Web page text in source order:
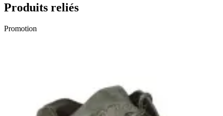
Produits reliés
Promotion